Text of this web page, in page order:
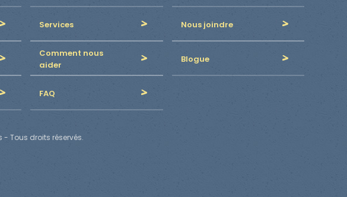
Services
Nous joindre
Comment nous
aider
Blogue
FAQ
- Tous droits réservés.